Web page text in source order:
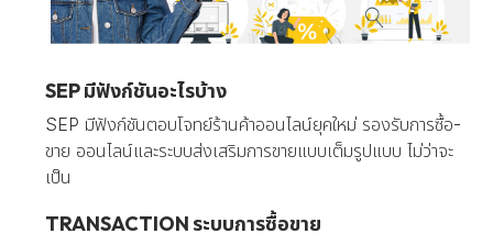
SEP มีฟังก์ชันอะไรบ้าง
SEP มีฟังก์ชันตอบโจทย์ร้านค้าออนไลน์ยุคใหม่ รองรับการซื้อ-
ขาย ออนไลน์และระบบส่งเสริมการขายแบบเต็มรูปแบบ ไม่ว่าจะ
เป็น
TRANSACTION ระบบการซื้อขาย